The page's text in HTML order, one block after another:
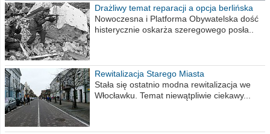
Drażliwy temat reparacji a opcja berlińska
Nowoczesna i Platforma Obywatelska dość
histerycznie oskarża szeregowego posła..
Rewitalizacja Starego Miasta
Stała się ostatnio modna rewitalizacja we
Włocławku. Temat niewątpliwie ciekawy...